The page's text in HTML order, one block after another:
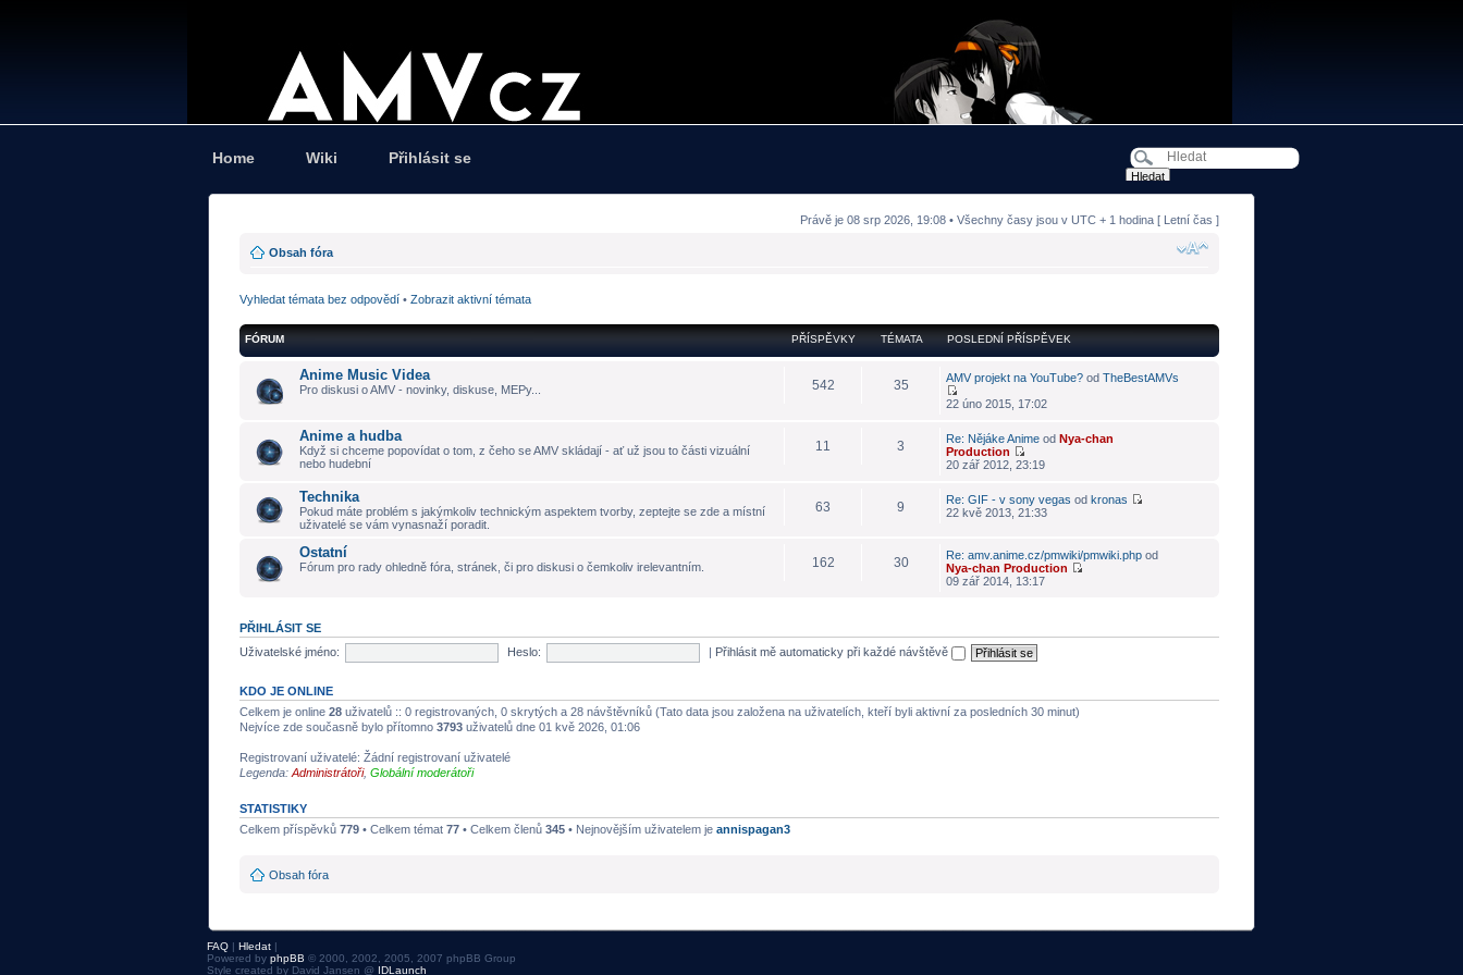
Home Wiki Přihlásit se
Právě je 08 srp 2026, 19:08 • Všechny časy jsou v UTC + 1 hodina [ Letní čas ]
Obsah fóra
Vyhledat témata bez odpovědí • Zobrazit aktivní témata
FÓRUM PŘÍSPĚVKY TÉMATA POSLEDNÍ PŘÍSPĚVEK
Anime Music Videa
Pro diskusi o AMV - novinky, diskuse, MEPy... 542 35 AMV projekt na YouTube?od TheBestAMVs
22 úno 2015, 17:02
Anime a hudba
Když si chceme popovídat o tom, z čeho se AMV skládají - ať už jsou to části vizuální
nebo hudební
11 3 Re: Nějáke Animeod Nya-chan
Production
20 zář 2012, 23:19
Technika
Pokud máte problém s jakýmkoliv technickým aspektem tvorby, zeptejte se zde a místní
uživatelé se vám vynasnaží poradit.
63 9 Re: GIF - v sony vegas od kronas
22 kvě 2013, 21:33
Ostatní
Fórum pro rady ohledně fóra, stránek, či pro diskusi o čemkoliv irelevantním. 162 30 Re: amv.anime.cz/pmwiki/pmwiki.phpod
Nya-chan Production
09 zář 2014, 13:17
PŘIHLÁSIT SE
Uživatelské jméno:
Heslo: | Přihlásit mě automaticky při každé návštěvě
KDO JE ONLINE
Celkem je online 28 uživatelů :: 0 registrovaných, 0 skrytých a 28 návštěvníků (Tato data jsou založena na uživatelích, kteří byli aktivní za posledních 30 minut)
Nejvíce zde současně bylo přítomno 3793 uživatelů dne 01 kvě 2026, 01:06
Registrovaní uživatelé: Žádní registrovaní uživatelé
Legenda: Administrátoři, Globální moderátoři
STATISTIKY
Celkem příspěvků 779 • Celkem témat 77 • Celkem členů 345 • Nejnovějším uživatelem je annispagan3
Obsah fóra
FAQ | Hledat |
Powered by phpBB © 2000, 2002, 2005, 2007 phpBB Group
Style created by David Jansen @ IDLaunch